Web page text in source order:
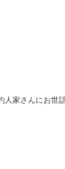
家さんにお世